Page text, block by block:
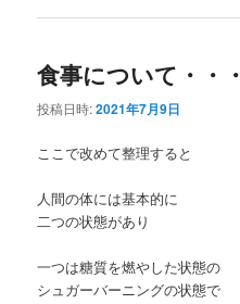
食事について・・
投稿日時:2021年7月9日
ここで改めて整理すると
人間の体には基本的に
二つの状態があり
一つは糖質を燃やした状態の
シュガーバーニングの状態で